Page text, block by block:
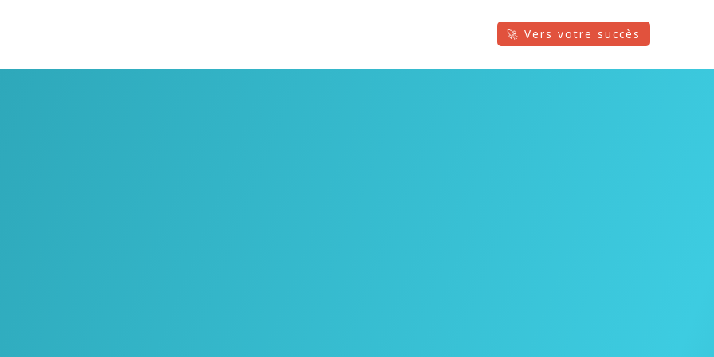
🚀 Vers votre succès